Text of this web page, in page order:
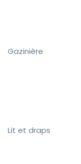
Gazinière
Lit et draps